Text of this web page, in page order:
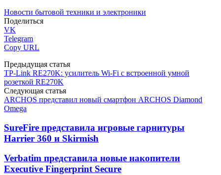
Новости бытовой техники и электроники
Поделиться
VK
Telegram
Copy URL
Предыдущая статья
TP-Link RE270K: усилитель Wi-Fi с встроенной умной
розеткой RE270K
Следующая статья
ARCHOS представил новый смартфон ARCHOS Diamond
Omega
SureFire представила игровые гарнитуры
Harrier 360 и Skirmish
Verbatim представила новые накопители
Executive Fingerprint Secure